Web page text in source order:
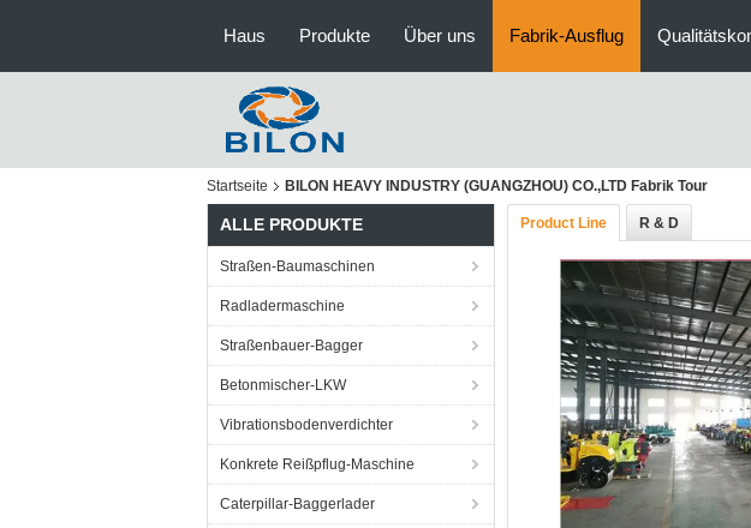
Haus Produkte Über uns Fabrik-Ausflug
Startseite BILON HEAVY INDUSTRY (GUANGZHOU) CO.,LTD Fabrik Tour
ALLE PRODUKTE
Straßen-Baumaschinen
Radladermaschine
Straßenbauer-Bagger
Betonmischer-LKW
Vibrationsbodenverdichter
Konkrete Reißpflug-Maschine
Caterpillar-Baggerlader
Product Line R & D